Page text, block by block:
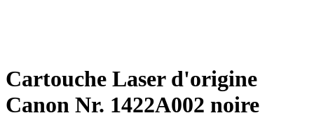
Cartouche Laser d'origine
Canon Nr. 1422A002 noire